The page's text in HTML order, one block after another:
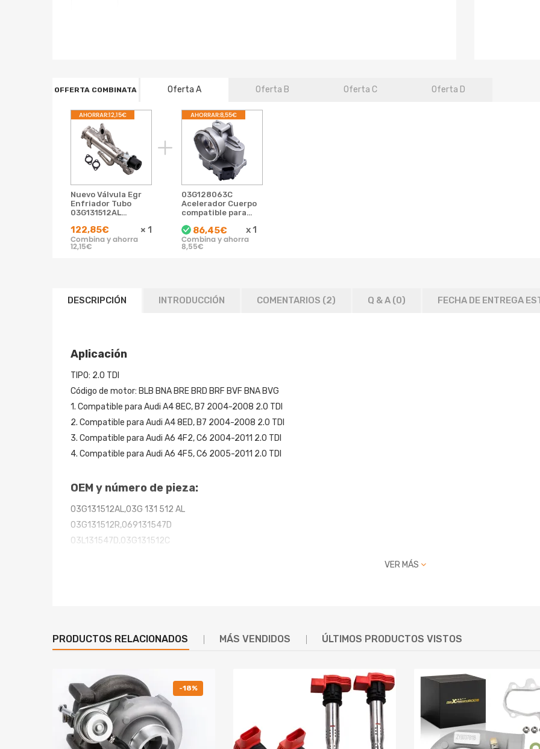
OFFERTA COMBINATA Oferta A Oferta B Oferta C Oferta D
Nuevo Válvula Egr
Enfriador Tubo
03G131512AL
AUDI A4 B7 A6 C6
2.0 TDI
122,85€ × 1
Combina y ahorra
12,15€
AHORRAR:12,15€
03G128063C
Acelerador Cuerpo
compatible para
TDI /Compatible
para Seat 1.9 TDI
/Compatible para
86,45€ x1
Combina y ahorra
8,55€
AHORRAR:8,55€
DESCRIPCIÓN INTRODUCCIÓN COMENTARIOS (2) Q & A (0) FECHA DE ENTREGA
Aplicación
TIPO: 2.0 TDI
Código de motor: BLB BNA BRE BRD BRF BVF BNA BVG
1. Compatible para Audi A4 8EC, B7 2004-2008 2.0 TDI
2. Compatible para Audi A4 8ED, B7 2004-2008 2.0 TDI
3. Compatible para Audi A6 4F2, C6 2004-2011 2.0 TDI
4. Compatible para Audi A6 4F5, C6 2005-2011 2.0 TDI
OEM y número de pieza:
03G131512AL,03G 131 512 AL
03G131512R,069131547D
03L131547D,03G131512C
Especificación:
- Suministrado con juntas 2X
- garantía: 2 años de garantía por cualquier defecto de fabricación
- Mejor precio, alta calidad.
- Enviamos nuestros productos por el método de entrega seleccionado dentro de las 24 horas y entregamos
- Diseñado para un uso cómodo y la mejor calidad.
VER MÁS
PRODUCTOS RELACIONADOS MÁS VENDIDOS ÚLTIMOS PRODUCTOS VISTOS
-18%